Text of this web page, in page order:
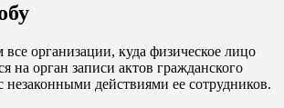
все организации, куда физическое лицо
на орган записи актов гражданского
незаконными действиями ее сотрудников.